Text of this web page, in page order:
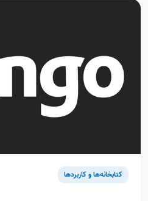
کتابخانه‌ها و کاربردها